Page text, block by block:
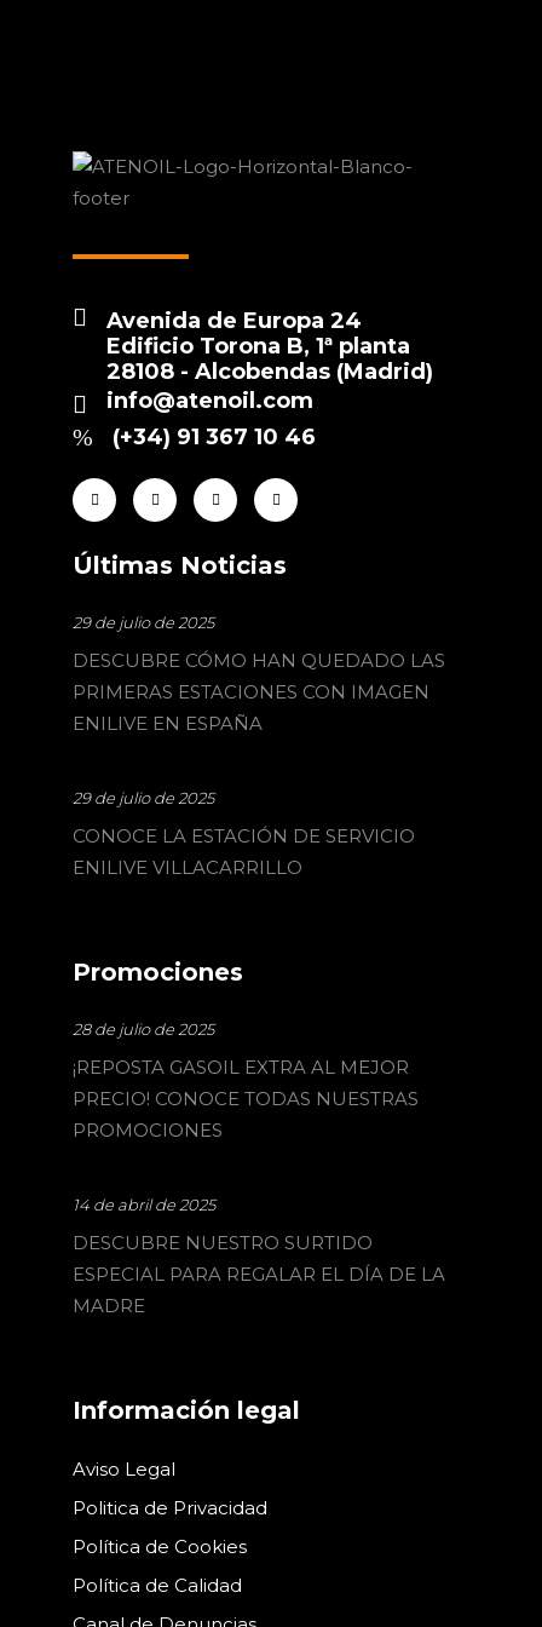
Avenida de Europa 24
Edificio Torona B, 1ª planta
28108 - Alcobendas (Madrid)
info@atenoil.com
(+34) 91 367 10 46
Últimas Noticias
29 de julio de 2025
DESCUBRE CÓMO HAN QUEDADO LAS
PRIMERAS ESTACIONES CON IMAGEN
ENILIVE EN ESPAÑA
29 de julio de 2025
CONOCE LA ESTACIÓN DE SERVICIO
ENILIVE VILLACARRILLO
Promociones
28 de julio de 2025
¡REPOSTA GASOIL EXTRA AL MEJOR
PRECIO! CONOCE TODAS NUESTRAS
PROMOCIONES
14 de abril de 2025
DESCUBRE NUESTRO SURTIDO
ESPECIAL PARA REGALAR EL DÍA DE LA
MADRE
Información legal
Aviso Legal
Politica de Privacidad
Política de Cookies
Política de Calidad